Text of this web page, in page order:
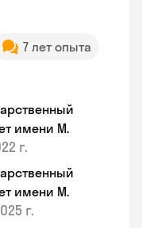
7 лет опыта
имени М.
г.
имени М.
г.